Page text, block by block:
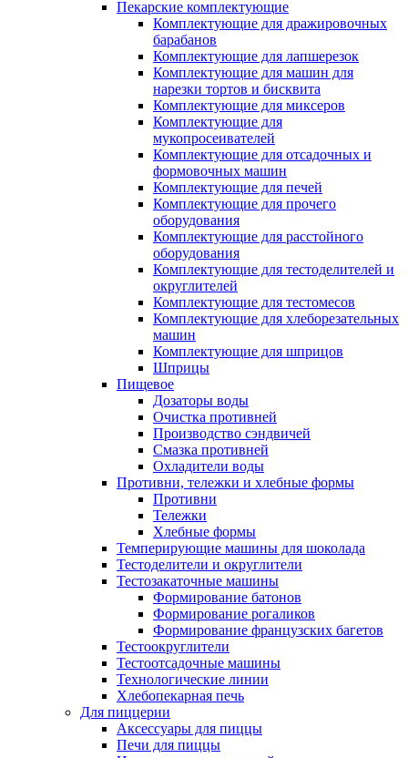
Пекарские комплектующие
Комплектующие для дражировочных
барабанов
Комплектующие для лапшерезок
Комплектующие для машин для
нарезки тортов и бисквита
Комплектующие для миксеров
Комплектующие для
мукопросеивателей
Комплектующие для отсадочных и
формовочных машин
Комплектующие для печей
Комплектующие для прочего
оборудования
Комплектующие для расстойного
оборудования
Комплектующие для тестоделителей и
округлителей
Комплектующие для тестомесов
Комплектующие для хлеборезательных
машин
Комплектующие для шприцов
Шприцы
Пищевое
Дозаторы воды
Очистка противней
Производство сэндвичей
Смазка противней
Охладители воды
Противни, тележки и хлебные формы
Противни
Тележки
Хлебные формы
Темперирующие машины для шоколада
Тестоделители и округлители
Тестозакаточные машины
Формирование батонов
Формирование рогаликов
Формирование французских багетов
Тестоокруглители
Тестоотсадочные машины
Технологические линии
Хлебопекарная печь
Для пиццерии
Аксессуары для пиццы
Печи для пиццы